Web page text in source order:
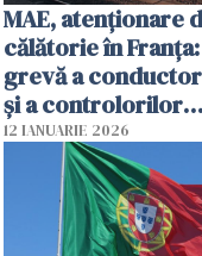
MAE, atenționare
călătorie în Franța:
grevă a
şi a controlorilor
feroviari
12 IANUARIE 2026